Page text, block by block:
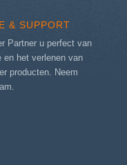
& SUPPORT
Partner u perfect van
het verlenen van
producten. Neem
.